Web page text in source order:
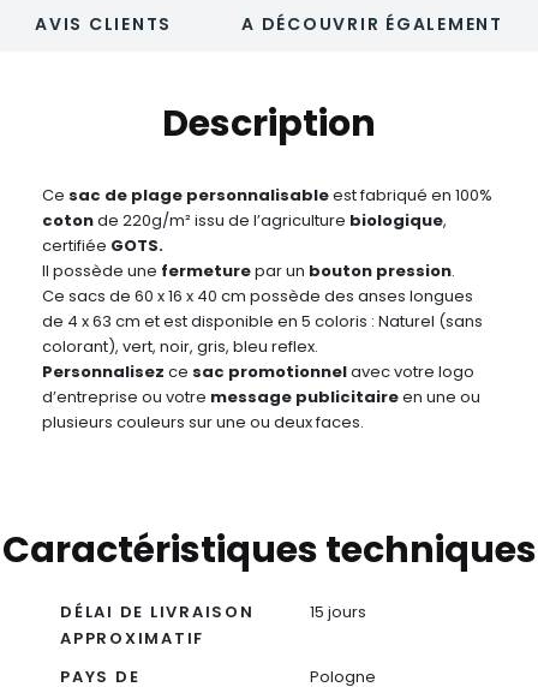
AVIS CLIENTS A DÉCOUVRIR ÉGALEMENT
Description
Ce sac de plage personnalisableest fabriqué en 100%
cotonde 220g/m² issu de l’agriculture biologique,
certifiée GOTS.
Il possède une fermeturepar un bouton pression.
Ce sacs de 60 x 16 x 40 cm possède des anses longues
de 4 x 63 cm et est disponible en 5 coloris : Naturel (sans
colorant), vert, noir, gris, bleu reflex.
Personnalisez ce sac promotionnelavec votre logo
d’entreprise ou votre message publicitaireen une ou
plusieurs couleurs sur une ou deux faces.
Caractéristiques techniques
DÉLAI DE LIVRAISON
APPROXIMATIF
15 jours
PAYS DE
Pologne